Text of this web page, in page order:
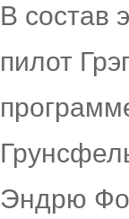
В состав
пилот
Эндрю